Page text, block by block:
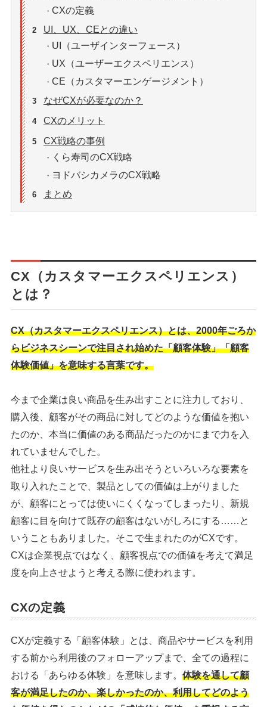
・ CXの定義
2 UI、UX、CEとの違い
・ UI（ユーザインターフェース）
・ UX（ユーザーエクスペリエンス）
・ CE（カスタマーエンゲージメント）
3 なぜCXが必要なのか？
4 CXのメリット
5 CX戦略の事例
・ くら寿司のCX戦略
・ ヨドバシカメラのCX戦略
6 まとめ
CX（カスタマーエクスペリエンス）
とは？
CX（カスタマーエクスペリエンス）とは、2000年ごろか
らビジネスシーンで注目され始めた「顧客体験」「顧客
体験価値」を意味する言葉です。
今まで企業は良い商品を生み出すことに注力しており、
購入後、顧客がその商品に対してどのような価値を抱い
たのか、本当に価値のある商品だったのかにまで力を入
れていませんでした。
他社より良いサービスを生み出そうといろいろな要素を
取り入れたことで、製品としての価値は上がりました
が、顧客にとっては使いにくくなってしまったり、新規
顧客に目を向けて既存の顧客はないがしろにする……と
いうこともありました。そこで生まれたのがCXです。
CXは企業視点ではなく、顧客視点での価値を考えて満足
度を向上させようと考える際に使われます。
CXの定義
CXが定義する「顧客体験」とは、商品やサービスを利用
する前から利用後のフォローアップまで、全ての過程に
おける「あらゆる体験」を意味します。 体験を通して顧
客が満足したのか、楽しかったのか、利用してどのよう